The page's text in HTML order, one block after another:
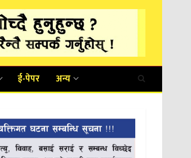
ई-पेपर अन्य